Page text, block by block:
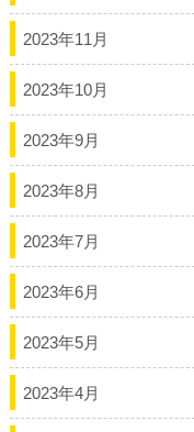
2023年11月
2023年10月
2023年9月
2023年8月
2023年7月
2023年6月
2023年5月
2023年4月